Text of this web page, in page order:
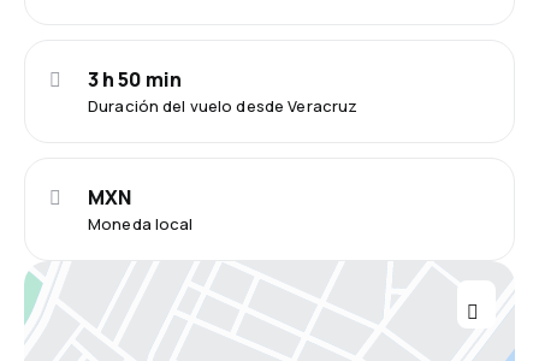
Duración del vuelo desde Veracruz
3 h 50 min
Moneda local
MXN